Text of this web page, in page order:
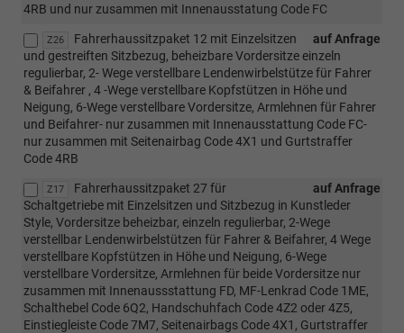
4RB und nur zusammen mit Innenausstatung Code FC
Z26 auf Anfrage
Fahrerhaussitzpaket 12 mit Einzelsitzen
und gestreiften Sitzbezug, beheizbare Vordersitze einzeln
regulierbar, 2- Wege verstellbare Lendenwirbelstütze für Fahrer
& Beifahrer , 4 -Wege verstellbare Kopfstützen in Höhe und
Neigung, 6-Wege verstellbare Vordersitze, Armlehnen für Fahrer
und Beifahrer- nur zusammen mit Innenausstattung Code FC-
nur zusammen mit Seitenairbag Code 4X1 und Gurtstraffer
Code 4RB
Z17 auf Anfrage
Fahrerhaussitzpaket 27 für
Schaltgetriebe mit Einzelsitzen und Sitzbezug in Kunstleder
Style, Vordersitze beheizbar, einzeln regulierbar, 2-Wege
verstellbar Lendenwirbelstützen für Fahrer & Beifahrer, 4 Wege
verstellbare Kopfstützen in Höhe und Neigung, 6-Wege
verstellbare Vordersitze, Armlehnen für beide Vordersitze nur
zusammen mit Innenaussstattung FD, MF-Lenkrad Code 1ME,
Schalthebel Code 6Q2, Handschuhfach Code 4Z2 oder 4Z5,
Einstiegleiste Code 7M7, Seitenairbags Code 4X1, Gurtstraffer